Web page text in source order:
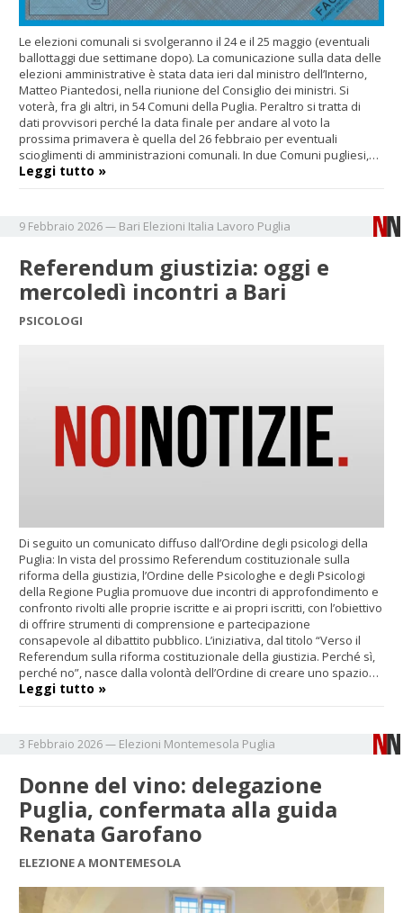
Le elezioni comunali si svolgeranno il 24 e il 25 maggio (eventuali
ballottaggi due settimane dopo). La comunicazione sulla data delle
elezioni amministrative è stata data ieri dal ministro dell’Interno,
Matteo Piantedosi, nella riunione del Consiglio dei ministri. Si
voterà, fra gli altri, in 54 Comuni della Puglia. Peraltro si tratta di
dati provvisori perché la data finale per andare al voto la
prossima primavera è quella del 26 febbraio per eventuali
scioglimenti di amministrazioni comunali. In due Comuni pugliesi,…
Leggi tutto »
9 Febbraio 2026— Bari Elezioni Italia Lavoro Puglia
Referendum giustizia: oggi e
mercoledì incontri a Bari
PSICOLOGI
Di seguito un comunicato diffuso dall’Ordine degli psicologi della
Puglia: In vista del prossimo Referendum costituzionale sulla
riforma della giustizia, l’Ordine delle Psicologhe e degli Psicologi
della Regione Puglia promuove due incontri di approfondimento e
confronto rivolti alle proprie iscritte e ai propri iscritti, con l’obiettivo
di offrire strumenti di comprensione e partecipazione
consapevole al dibattito pubblico. L’iniziativa, dal titolo “Verso il
Referendum sulla riforma costituzionale della giustizia. Perché sì,
perché no”, nasce dalla volontà dell’Ordine di creare uno spazio…
Leggi tutto »
3 Febbraio 2026— Elezioni Montemesola Puglia
Donne del vino: delegazione
Puglia, confermata alla guida
Renata Garofano
ELEZIONE A MONTEMESOLA